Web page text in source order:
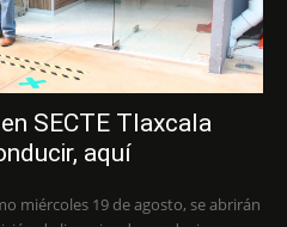
SECTE Tlaxcala
aquí
miércoles 19 de agosto, se abrirán